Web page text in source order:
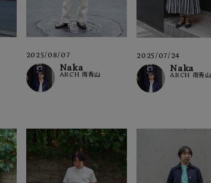
2025/08/07
Naka
ARCH 南青山
2025/07/24
Naka
ARCH 南青山